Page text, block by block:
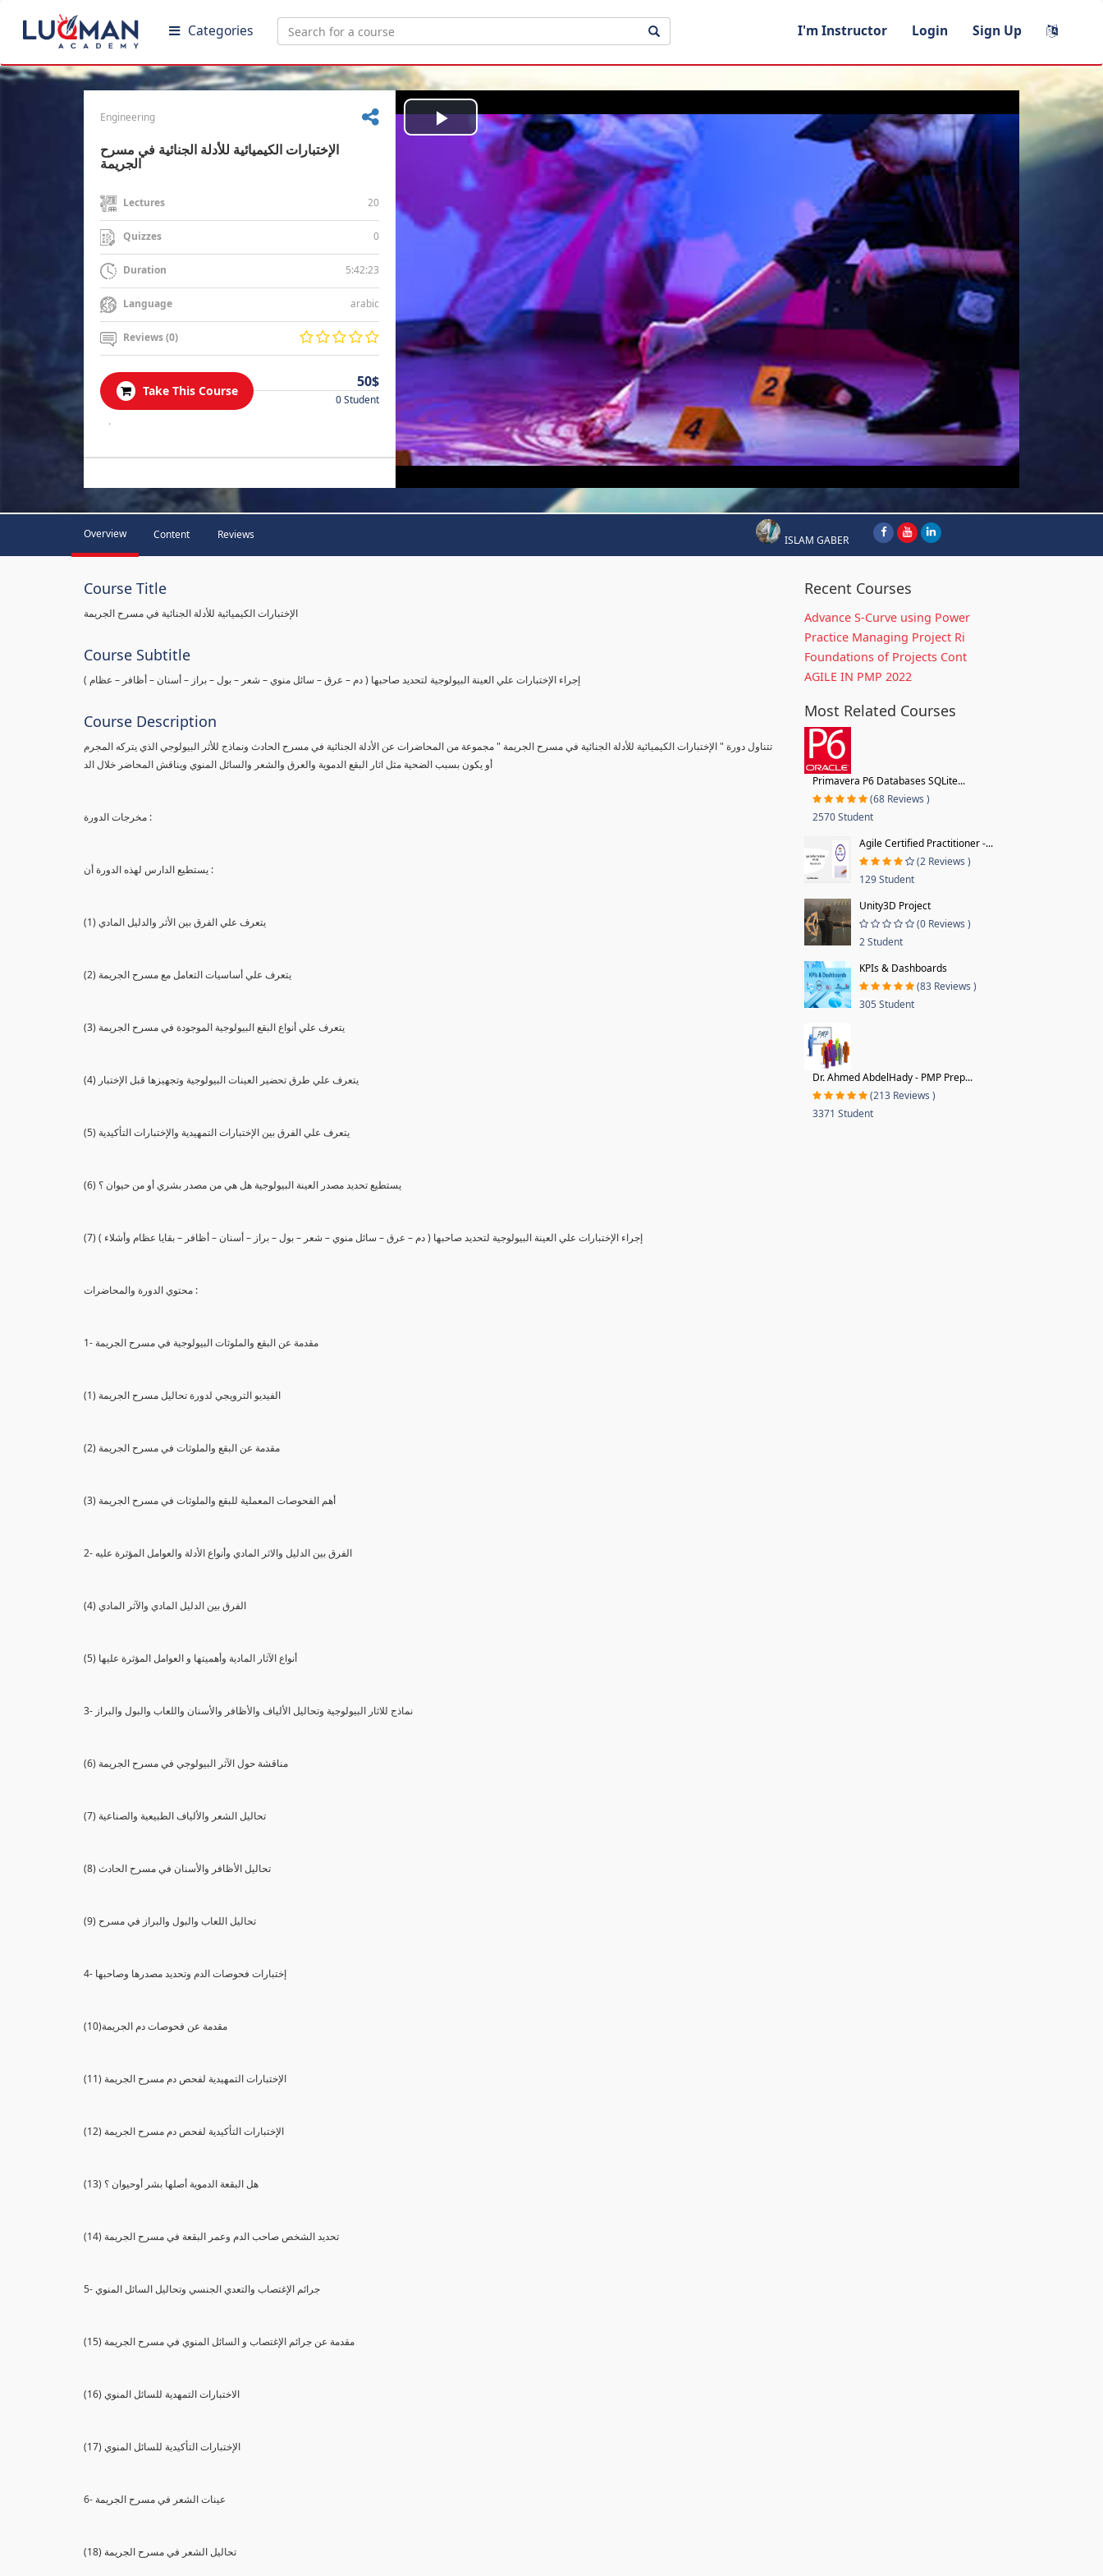
Categories I'm Instructor Login Sign Up
Engineering
الإختبارات الكيميائية للأدلة الجنائية في مسرح
الجريمة
Lectures 20
Quizzes 0
Duration 5:42:23
Language arabic
Reviews (0)
Take This Course
50$
0 Student
.
Play
Video
Overview Content Reviews ISLAM GABER
Course Title
الإختبارات الكيميائية للأدلة الجنائية في مسرح الجريمة
Course Subtitle
( إجراء الإختبارات علي العينة البيولوجية لتحديد صاحبها ( دم – عرق – سائل منوي – شعر – بول – براز – أسنان – أظافر – عظام
Course Description
تتناول دورة " الإختبارات الكيميائية للأدلة الجنائية في مسرح الجريمة " مجموعة من المحاضرات عن الأدلة الجنائية في مسرح الحادث ونماذج للأثر البيولوجي الذي يتركه المجرم
أو يكون بسبب الضحية مثل اثار البقع الدموية والعرق والشعر والسائل المنوي ويناقش المحاضر خلال الد
مخرجات الدورة :
يستطيع الدارس لهذه الدورة أن :
(1) يتعرف علي الفرق بين الأثر والدليل المادي
(2) يتعرف علي أساسيات التعامل مع مسرح الجريمة
(3) يتعرف علي أنواع البقع البيولوجية الموجودة في مسرح الجريمة
(4) يتعرف علي طرق تحضير العينات البيولوجية وتجهيزها قبل الإختبار
(5) يتعرف علي الفرق بين الإختبارات التمهيدية والإختبارات التأكيدية
(6) يستطيع تحديد مصدر العينة البيولوجية هل هي من مصدر بشري أو من حيوان ؟
(7) إجراء الإختبارات علي العينة البيولوجية لتحديد صاحبها ( دم – عرق – سائل منوي – شعر – بول – براز – أسنان – أظافر – بقايا عظام وأشلاء )
محتوي الدورة والمحاضرات :
1- مقدمة عن البقع والملوثات البيولوجية في مسرح الجريمة
(1) الفيديو الترويجي لدورة تحاليل مسرح الجريمة
(2) مقدمة عن البقع والملوثات في مسرح الجريمة
(3) أهم الفحوصات المعملية للبقع والملوثات في مسرح الجريمة
2- الفرق بين الدليل والاثر المادي وأنواع الأدلة والعوامل المؤثرة عليه
(4) الفرق بين الدليل المادي والآثر المادي
(5) أنواع الآثار المادية وأهميتها و العوامل المؤثرة عليها
3- نماذج للاثار البيولوجية وتحاليل الألياف والأظافر والأسنان واللعاب والبول والبراز
(6) مناقشة حول الآثر البيولوجي في مسرح الجريمة
(7) تحاليل الشعر والألياف الطبيعية والصناعية
(8) تحاليل الأظافر والأسنان في مسرح الحادث
(9) تحاليل اللعاب والبول والبراز في مسرح
4- إختبارات فحوصات الدم وتحديد مصدرها وصاحبها
(10)مقدمة عن فحوصات دم الجريمة
(11) الإختبارات التمهيدية لفحص دم مسرح الجريمة
(12) الإختبارات التأكيدية لفحص دم مسرح الجريمة
(13) هل البقعة الدموية أصلها بشر أوحيوان ؟
(14) تحديد الشخص صاحب الدم وعمر البقعة في مسرح الجريمة
5- جرائم الإغتصاب والتعدي الجنسي وتحاليل السائل المنوي
(15) مقدمة عن جرائم الإغتصاب و السائل المنوي في مسرح الجريمة
(16) الاختبارات التمهدية للسائل المنوي
(17) الإختبارات التأكيدية للسائل المنوي
6- عينات الشعر في مسرح الجريمة
(18) تحاليل الشعر في مسرح الجريمة
Recent Courses
Advance S-Curve using Power
Practice Managing Project Ri
Foundations of Projects Cont
AGILE IN PMP 2022
Most Related Courses
Primavera P6 Databases SQLite...
(68 Reviews )
2570 Student
Agile Certified Practitioner -...
(2 Reviews )
129 Student
Unity3D Project
(0 Reviews )
2 Student
KPIs & Dashboards
(83 Reviews )
305 Student
Dr. Ahmed AbdelHady - PMP Prep...
(213 Reviews )
3371 Student